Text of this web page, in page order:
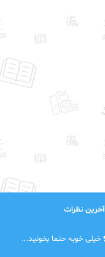
آخرین نظرات
خیلی خوبه حتما بخونید...